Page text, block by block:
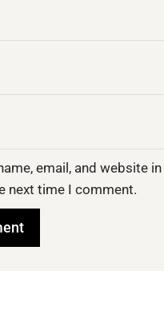
email, and website
next time I comment.